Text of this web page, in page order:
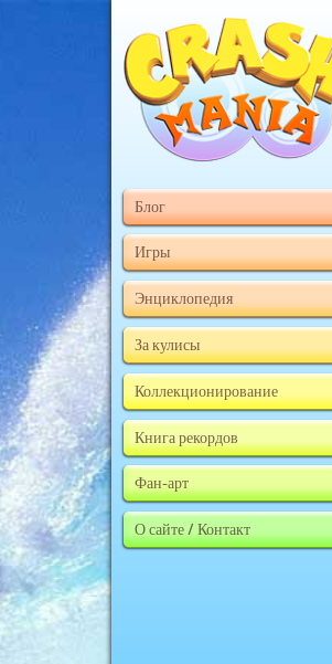
Блог
Игры
Энциклопедия
За кулисы
Коллекционирование
Книга рекордов
Фан-арт
О сайте / Контакт